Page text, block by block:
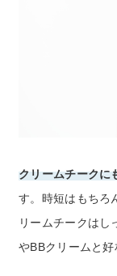
クリームチークに
す。時短はもちろ
リームチークはし
やBBクリームと好